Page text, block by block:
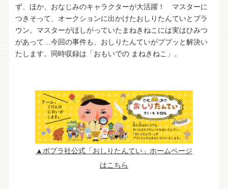
ず、ほか、おなじみのキャラクターが大活躍！ マスターに
つきそって、オークションに出かけたおしりたんていとブラ
ウン。マスターがほしがっていたまねきねこには実はひみつ
があって…今回の事件も、おしりたんていがププッと解決い
たします。同時収録は「おもいでの まねきねこ」。
▲ポプラ社公式「おしりたんてい」ホームページ
はこちら